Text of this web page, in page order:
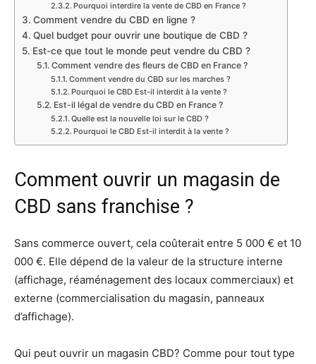
Pourquoi interdire la vente de CBD en France ?
Comment vendre du CBD en ligne ?
Quel budget pour ouvrir une boutique de CBD ?
Est-ce que tout le monde peut vendre du CBD ?
Comment vendre des fleurs de CBD en France ?
Comment vendre du CBD sur les marches ?
Pourquoi le CBD Est-il interdit à la vente ?
Est-il légal de vendre du CBD en France ?
Quelle est la nouvelle loi sur le CBD ?
Pourquoi le CBD Est-il interdit à la vente ?
Comment ouvrir un magasin de
CBD sans franchise ?
Sans commerce ouvert, cela coûterait entre 5 000 € et 10
000 €. Elle dépend de la valeur de la structure interne
(affichage, réaménagement des locaux commerciaux) et
externe (commercialisation du magasin, panneaux
d’affichage).
Qui peut ouvrir un magasin CBD? Comme pour tout type